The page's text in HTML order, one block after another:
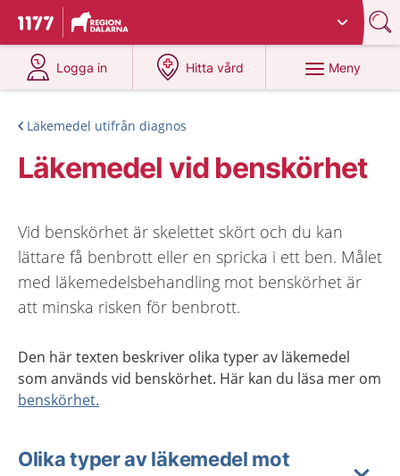
Till startsidan för 1177
Du har valt region
Logga in
på 1177.se
Hitta vård
på 1177.se
Meny
Läkemedel utifrån diagnos
Läkemedel vid benskörhet
Vid benskörhet är skelettet skört och du kan
lättare få benbrott eller en spricka i ett ben. Målet
med läkemedelsbehandling mot benskörhet är
att minska risken för benbrott.
Den här texten beskriver olika typer av läkemedel
som används vid benskörhet. Här kan du läsa mer om
benskörhet.
Olika typer av läkemedel mot